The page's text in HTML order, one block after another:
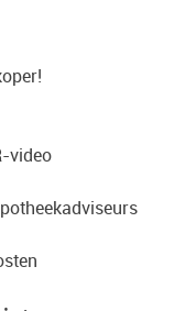
video